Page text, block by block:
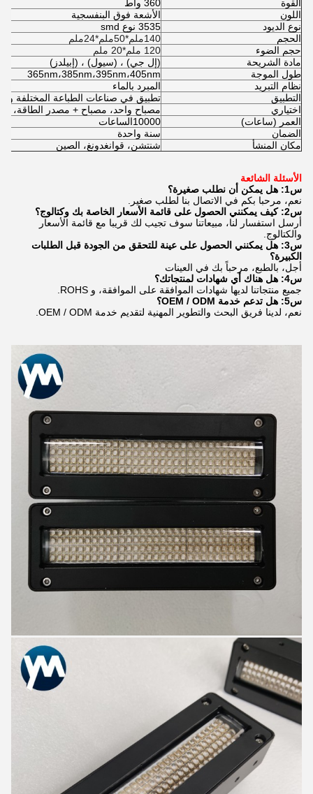
القوة
360 واط
اللون
الأشعة فوق البنفسجية
نوع الديود
3535 نوع smd
الحجم
140ملم*50ملم*24ملم
حجم الضوء
120 ملم*20 ملم
مادة الشريحة
(إل جي) ، (سيول) ، (إبيلدز)
طول الموجة
365nm،385nm،395nm،405nm
نظام التبريد
المبرد بالماء
التطبيق
تطبيق في صناعات الطباعة المختلفة
اختياري
مصباح واحد، مصباح + مصدر الطاقة،
العمر (ساعات)
10000الساعات
الضمان
سنة واحدة
مكان المنشأ
شنتشن، قوانغدونغ، الصين
الأسئلة الشائعة
س1: هل يمكن أن نطلب صغيرة؟
نعم، مرحبا بكم في الاتصال بنا لطلب صغير.
س2: كيف يمكنني الحصول على قائمة الأسعار الخاصة بك وكتالوج؟
أرسل استفسار لنا، مبيعاتنا سوف تجيب لك قريبا مع قائمة الأسعار
والكتالوج.
س3: هل يمكنني الحصول على عينة للتحقق من الجودة قبل الطلبات
الكبيرة؟
أجل، بالطبع، مرحباً بك في العينات
س4: هل هناك أي شهادات لمنتجاتك؟
جميع منتجاتنا لديها شهادات الموافقة على الموافقة، و ROHS.
س5: هل تدعم خدمة OEM / ODM؟
نعم، لدينا فريق البحث والتطوير المهنية لتقديم خدمة OEM / ODM.